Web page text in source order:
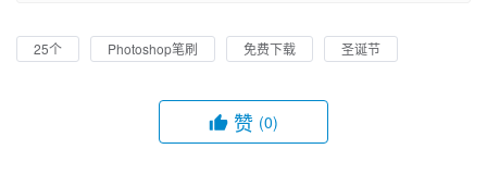
25个 Photoshop笔刷 免费下载 圣诞节
赞 (0)